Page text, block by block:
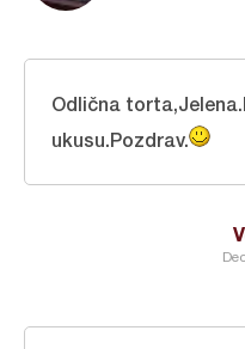
Odlična
ukusu.Pozdrav.